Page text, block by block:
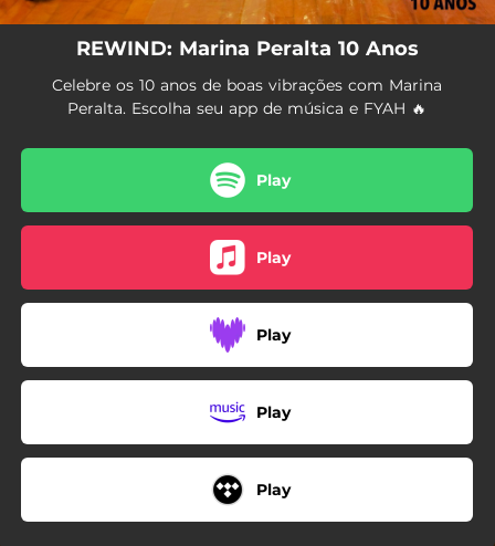
Luz / More Light - Scientist Dub (REWIND)
Mama Respect - Scientist Dub (REWIND)
Agradece - voz/violão (Faixa Bônus) (REWIND)
REWIND: Marina Peralta 10 Anos
Celebre os 10 anos de boas vibrações com Marina
Peralta. Escolha seu app de música e FYAH 🔥
Play
Play
Play
Play
Play